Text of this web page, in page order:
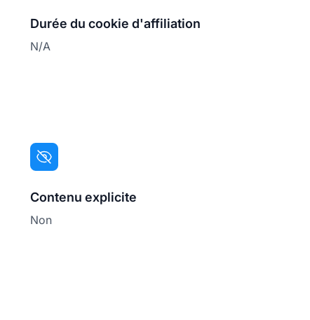
Durée du cookie d'affiliation
N/A
Contenu explicite
Non